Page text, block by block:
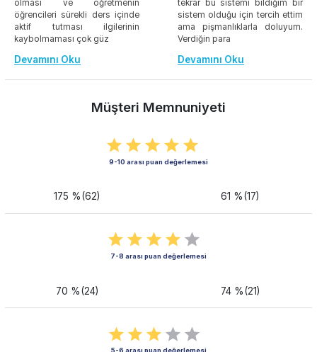
olması ve öğretmenin
öğrencileri sürekli ders içinde
aktif tutması ilgilerinin
kaybolmaması çok güz
Devamını Oku
tekrar bu sistemi bildiğim bir
sistem olduğu için tercih ettim
ama pişmanlıklarla doluyum.
Verdiğin para
Devamını Oku
Müşteri Memnuniyeti
9-10 arası puan değerlemesi
175 %(62) 61 %(17)
7-8 arası puan değerlemesi
70 %(24) 74 %(21)